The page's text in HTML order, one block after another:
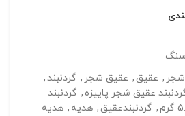
, عقیق, عقیق شجر , گردنبند,
عقیق شجر پاییزه , گردنبند
, گردنبندعقیق, هدیه , هدیه